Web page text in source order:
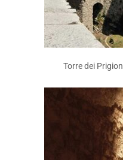
Torre dei